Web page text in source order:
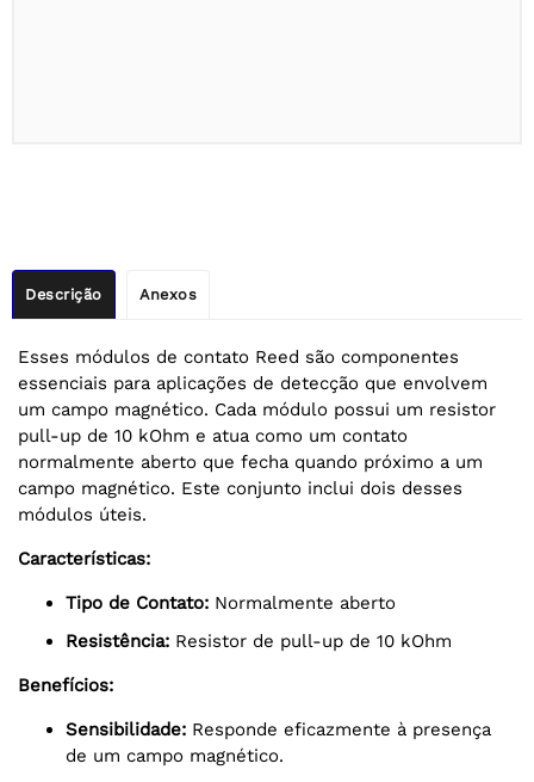
Descrição Anexos
Esses módulos de contato Reed são componentes
essenciais para aplicações de detecção que envolvem
um campo magnético. Cada módulo possui um resistor
pull-up de 10 kOhm e atua como um contato
normalmente aberto que fecha quando próximo a um
campo magnético. Este conjunto inclui dois desses
módulos úteis.
Características:
Tipo de Contato: Normalmente aberto
Resistência: Resistor de pull-up de 10 kOhm
Benefícios:
Sensibilidade: Responde eficazmente à presença
de um campo magnético.